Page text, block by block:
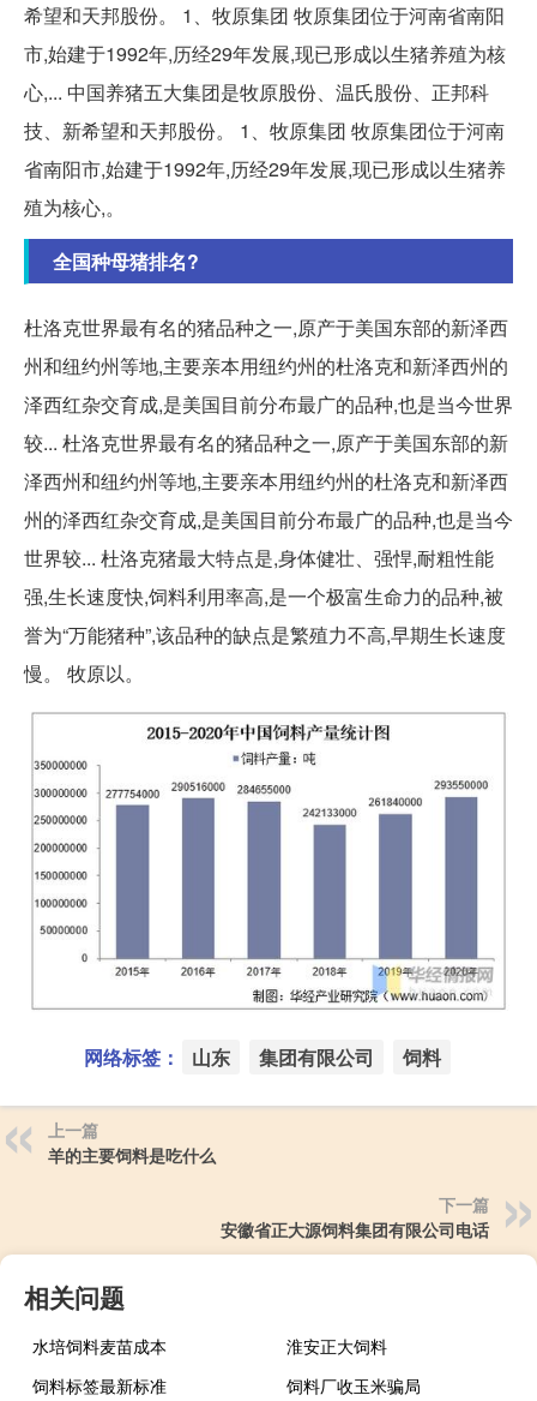
希望和天邦股份。 1、牧原集团 牧原集团位于河南省南阳
市,始建于1992年,历经29年发展,现已形成以生猪养殖为核
心,... 中国养猪五大集团是牧原股份、温氏股份、正邦科
技、新希望和天邦股份。 1、牧原集团 牧原集团位于河南
省南阳市,始建于1992年,历经29年发展,现已形成以生猪养
殖为核心,。
全国种母猪排名?
杜洛克世界最有名的猪品种之一,原产于美国东部的新泽西
州和纽约州等地,主要亲本用纽约州的杜洛克和新泽西州的
泽西红杂交育成,是美国目前分布最广的品种,也是当今世界
较... 杜洛克世界最有名的猪品种之一,原产于美国东部的新
泽西州和纽约州等地,主要亲本用纽约州的杜洛克和新泽西
州的泽西红杂交育成,是美国目前分布最广的品种,也是当今
世界较... 杜洛克猪最大特点是,身体健壮、强悍,耐粗性能
强,生长速度快,饲料利用率高,是一个极富生命力的品种,被
誉为“万能猪种”,该品种的缺点是繁殖力不高,早期生长速度
慢。 牧原以。
网络标签： 山东 集团有限公司 饲料
上一篇
羊的主要饲料是吃什么
下一篇
安徽省正大源饲料集团有限公司电话
相关问题
水培饲料麦苗成本
淮安正大饲料
饲料标签最新标准
饲料厂收玉米骗局